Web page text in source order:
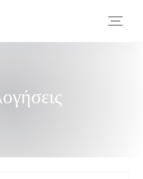
(Cookies)